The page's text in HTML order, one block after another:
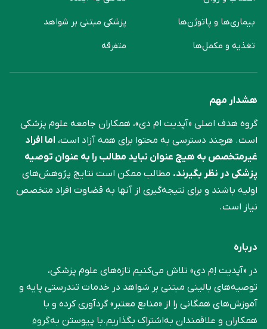
بیماری‌ها و پاتوژن‌ها
تغذیه و مکمل‌ها
پزشکی مبتنی بر شواهد
متفرقه
هشدار مهم
گروه هدف اصلی «آپدیت ام دی»، همکاران جامعه علوم ‌پزشکی
است. هرچند دسترسی به محتوا برای همه آزاد است، اما افراد
غیرمتخصص به هیچ عنوان نباید مطالب را به عنوان توصیه
پزشکی در نظر بگیرند. مطالب ممکن است نتایج پژوهش‌های
اولیه باشند و برای نتیجه‌گیری از آنها به قضاوت افراد متخصص
نیاز است.
درباره
در «آپدیت اِم دی» تلاش می‌کنیم تازه‌های علوم پزشکی،
توصیه‌های بالینی مبتنی بر شواهد در خدمات تندرستی پایه و
آموزش‌های همگانی را از «منابع معتبر» گردآوری کرده و با
همکاران و علاقمندان به‌اشتراک بگذاریم.با پیوستن بهگروه